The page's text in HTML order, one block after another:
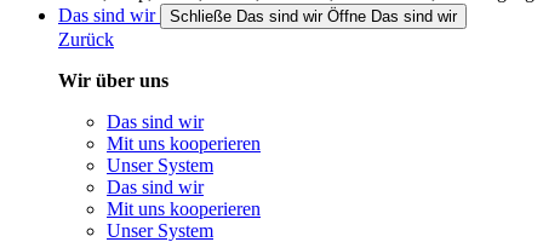
Das sind wir Schließe Das sind wir Öffne Das sind wir
Zurück
Wir über uns
Das sind wir
Mit uns kooperieren
Unser System
Das sind wir
Mit uns kooperieren
Unser System